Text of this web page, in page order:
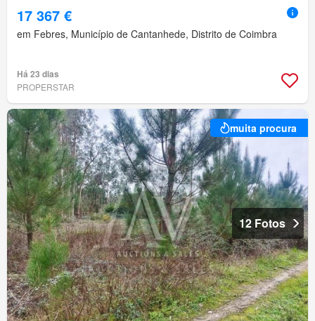
17 367 €
em Febres, Município de Cantanhede, Distrito de Coimbra
Há 23 dias
PROPERSTAR
muita procura
12 Fotos